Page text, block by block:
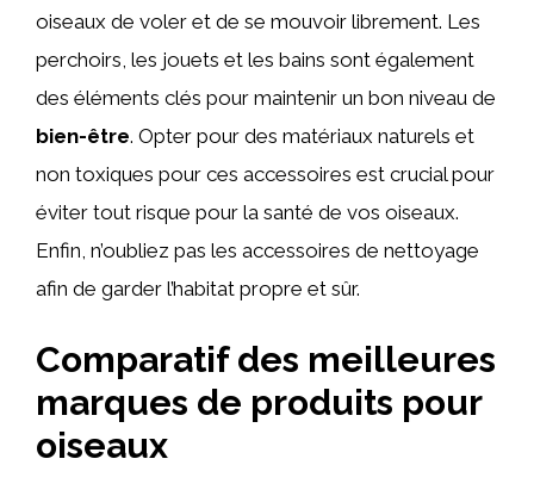
oiseaux de voler et de se mouvoir librement. Les
perchoirs, les jouets et les bains sont également
des éléments clés pour maintenir un bon niveau de
bien-être. Opter pour des matériaux naturels et
non toxiques pour ces accessoires est crucial pour
éviter tout risque pour la santé de vos oiseaux.
Enfin, n’oubliez pas les accessoires de nettoyage
afin de garder l’habitat propre et sûr.
Comparatif des meilleures
marques de produits pour
oiseaux